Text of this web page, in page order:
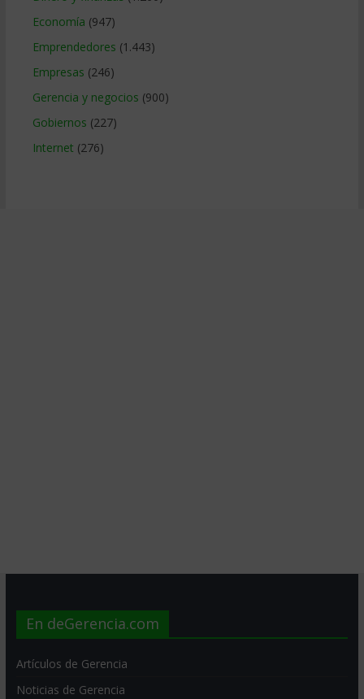
Economía (947)
Emprendedores (1.443)
Empresas (246)
Gerencia y negocios (900)
Gobiernos (227)
Internet (276)
En deGerencia.com
Artículos de Gerencia
Noticias de Gerencia